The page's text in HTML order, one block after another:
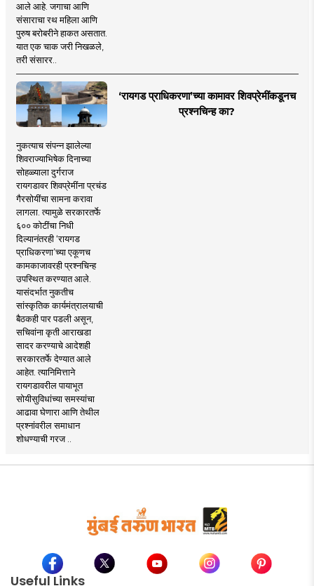
आले आहे. जगाचा आणि
संसाराचा रथ महिला आणि
पुरुष बरोबरीने हाकत असतात.
यात एक चाक जरी निखळले,
तरी संसारर..
‘रायगड प्राधिकरणा’च्या कामावर शिवप्रेमींकडूनच
प्रश्नचिन्ह का?
नुकत्याच संपन्न झालेल्या
शिवराज्याभिषेक दिनाच्या
सोहळ्याला दुर्गराज
रायगडावर शिवप्रेमींना प्रचंड
गैरसोयींचा सामना करावा
लागला. त्यामुळे सरकारतर्फे
६०० कोटींचा निधी
दिल्यानंतरही ‘रायगड
प्राधिकरणा’च्या एकूणच
कामकाजावरही प्रश्नचिन्ह
उपस्थित करण्यात आले.
यासंदर्भात नुकतीच
सांस्कृतिक कार्यमंत्रालयाची
बैठकही पार पडली असून,
सचिवांना कृती आराखडा
सादर करण्याचे आदेशही
सरकारतर्फे देण्यात आले
आहेत. त्यानिमित्ताने
रायगडावरील पायाभूत
सोयीसुविधांच्या समस्यांचा
आढावा घेणारा आणि तेथील
प्रश्नांवरील समाधान
शोधण्याची गरज ..
Useful Links